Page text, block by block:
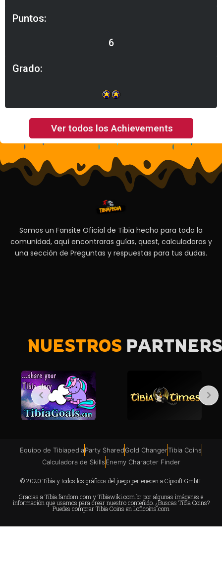
Puntos:
6
Grado:
Ver todos los Achievements
Somos un Fansite Oficial de Tibia hecho para toda la
comunidad, aquí encontraras guías, quest, calculadoras y
una sección de Preguntas y respuestas para tus dudas.
NUESTROS PARTNERS
Equipo de TibiapediaParty SharedGold ChangerTibia Coins
Calculadora de SkillsEnemy Character Finder
© 2020 Tibia y todos los gráficos del juego pertenecen a Cipsoft GmbH.
Gracias a Tibia.fandom.com yTibiawiki.com.brpor algunas imágenes e
información que usamos para crear nuestro contenido. ¿Buscas Tibia Coins?
Puedes comprar Tibia Coins en Loficoins.com